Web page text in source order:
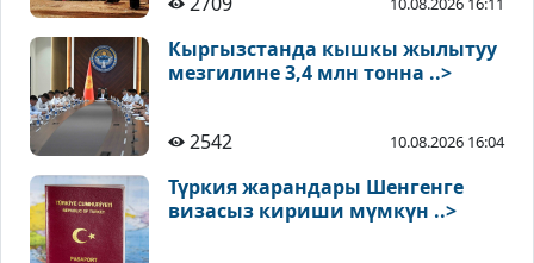
Кыргызстанда кышкы жылытуу
мезгилине 3,4 млн тонна ..>
2542 10.08.2026 16:04
Түркия жарандары Шенгенге
визасыз кириши мүмкүн ..>